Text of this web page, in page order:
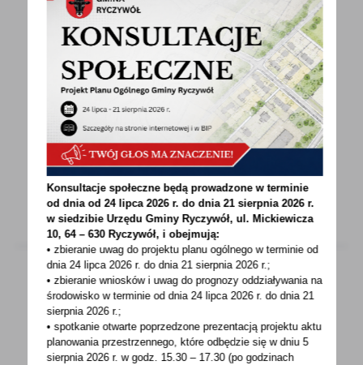
10 - 09 - 2024
Termomodernizacja budynku Urzędu Gminy w
Ryczywole
Dnia 10 września 2024 roku Wójt Gminy
Ryczywół Roman Trzęsimiech podpisał umowę
dotyczącą realizacji...
10 - 09 - 2024
Nabór do projektu „Odkryj swoje
możliwości"
Konsultacje społeczne będą prowadzone w terminie
od dnia od 24 lipca 2026 r. do dnia 21 sierpnia 2026 r.
w siedzibie Urzędu Gminy Ryczywół, ul. Mickiewicza
10, 64 – 630 Ryczywół, i obejmują:
• zbieranie uwag do projektu planu ogólnego w terminie od
dnia 24 lipca 2026 r. do dnia 21 sierpnia 2026 r.;
• zbieranie wniosków i uwag do prognozy oddziaływania na
środowisko w terminie od dnia 24 lipca 2026 r. do dnia 21
sierpnia 2026 r.;
• spotkanie otwarte poprzedzone prezentacją projektu aktu
planowania przestrzennego, które odbędzie się w dniu 5
sierpnia 2026 r.w godz. 15.30 – 17.30 (po godzinach